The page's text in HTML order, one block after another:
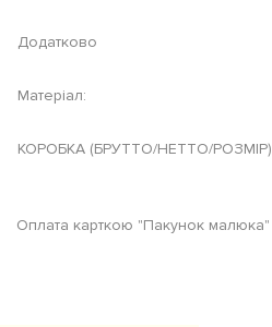
Додатково
Матеріал:
КОРОБКА (БРУТТО/НЕТТО/РОЗМІР)
Оплата карткою "Пакунок малюка"